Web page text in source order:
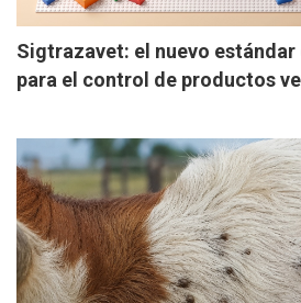
Sigtrazavet: el nuevo
para el control de productos